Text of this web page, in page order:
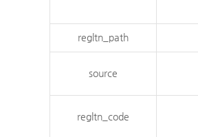
regltn_path
source
regltn_code